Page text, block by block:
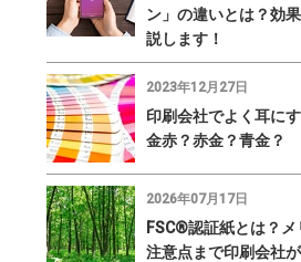
ン」の違いとは？効
説します！
2023年12月27日
印刷会社でよく耳に
金赤？赤金？青金？
2026年07月17日
FSC®認証紙とは？
注意点まで印刷会社